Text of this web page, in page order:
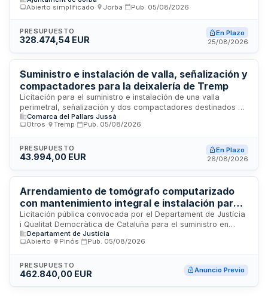
ingeniero técnico agrícola, incluye la ejecución de
prestación principal la de obras. La financiación proviene de
subvenciones de la Diputación de Barcelona destinadas a
deportiva municipal.
Abierto simplificado
Jorba Pub. 05/08/2026
PRESUPUESTO
328.474,54 EUR
En Plazo
25/08/2026
Suministro e instalación de valla, señalización y
compactadores para la deixalería de Tremp
Licitación para el suministro e instalación de una valla
perimetral, señalización y dos compactadores destinados a
la deixalería municipal de Tremp. El contrato se estructura en
tres lotes diferenciados y se enmarca en la convocatoria de
de Residuos de Catalunya. La adjudicación se realizará
mediante procedimiento abierto simplificado sumario
Comarca del Pallars Jussà
Otros
Tremp Pub. 05/08/2026
PRESUPUESTO
43.994,00 EUR
En Plazo
26/08/2026
Arrendamiento de tomógrafo computarizado
con mantenimiento integral e instalación para
centro forense en Barcelona
Licitación pública convocada por el Departament de Justícia
i Qualitat Democràtica de Cataluña para el suministro en
régimen de arrendamiento sin opción de compra de un
equipo de tomografía computarizada de última generación,
técnica. El contrato comprende además la ejecución de
obras de adecuación y preparación de la sala de radiología
Departament de Justícia
Abierto
Pinós Pub. 05/08/2026
PRESUPUESTO
462.840,00 EUR Anuncio Previo